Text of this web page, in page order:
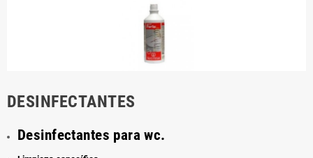
DESINFECTANTES
Desinfectantes para wc.